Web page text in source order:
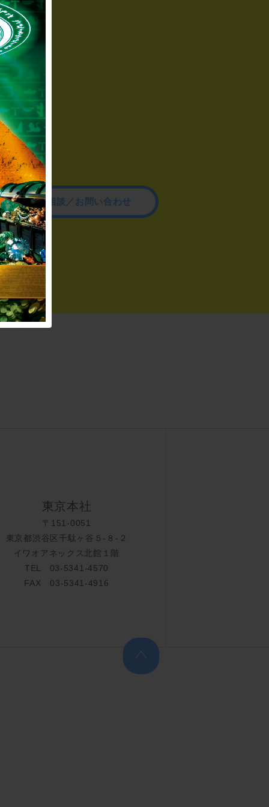
その他のご相談／お問い合わせ
東京本社
〒151-0051
東京都渋谷区千駄ヶ谷５-８-２
イワオアネックス北館１階
TEL 03-5341-4570
FAX 03-5341-4916